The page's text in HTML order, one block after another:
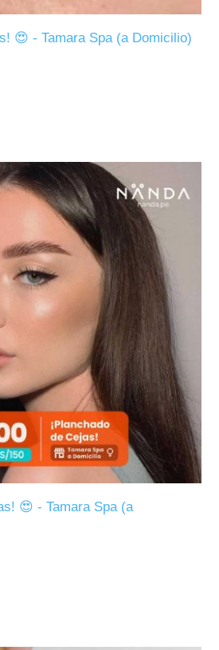
😍 - Tamara Spa (a Domicilio)
😍 - Tamara Spa (a